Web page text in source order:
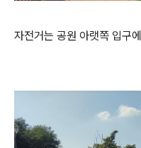
자전거는 공원 아랫쪽 입구